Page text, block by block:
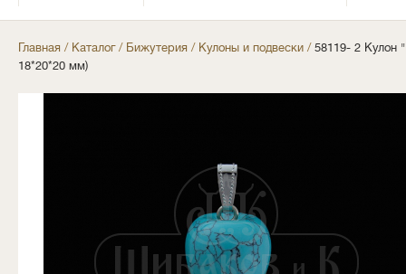
Главная / Каталог/ Бижутерия / Кулоны и подвески / 58119- 2 Кулон
18*20*20 мм)